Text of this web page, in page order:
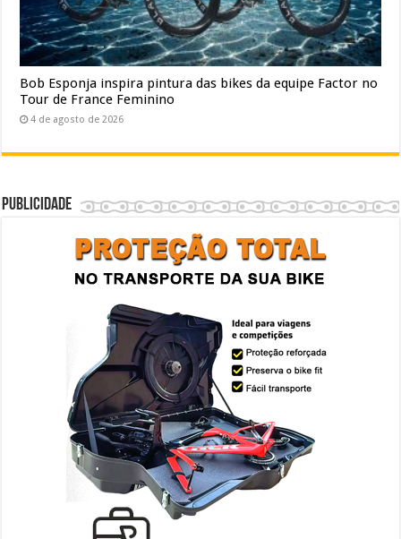
Bob Esponja inspira pintura das bikes da equipe Factor no
Tour de France Feminino
4 de agosto de 2026
Publicidade